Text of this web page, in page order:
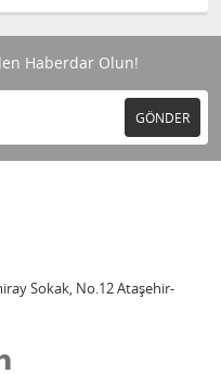
Haberdar Olun!
GÖNDER
Sokak, No.12 Ataşehir-